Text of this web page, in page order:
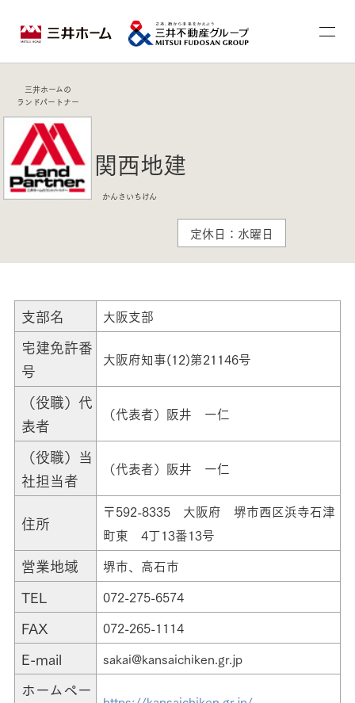
三井ホームの
ランドパートナー
関西地建
かんさいちけん
定休日：水曜日
支部名 大阪支部
宅建免許番
号
大阪府知事(12)第21146号
（役職）代
表者
（代表者）阪井 一仁
（役職）当
社担当者
（代表者）阪井 一仁
住所
〒592-8335 大阪府 堺市西区浜寺石津
町東 4丁13番13号
営業地域 堺市、高石市
TEL 072-275-6574
FAX 072-265-1114
E-mail sakai@kansaichiken.gr.jp
ホームペー